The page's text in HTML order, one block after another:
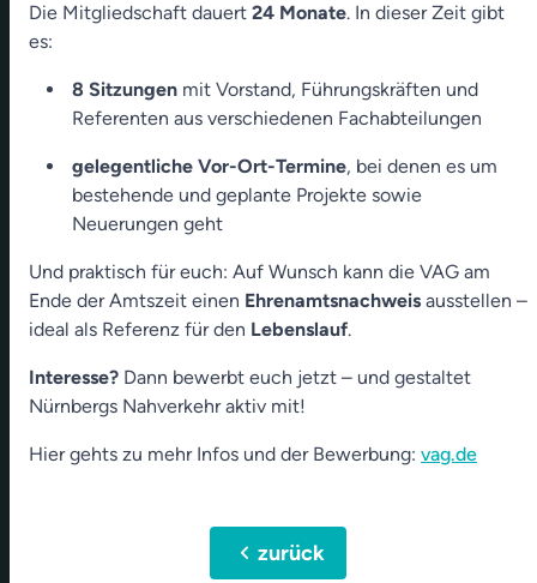
Die Mitgliedschaft dauert 24 Monate. In dieser Zeit gibt
es:
8 Sitzungen mit Vorstand, Führungskräften und
Referenten aus verschiedenen Fachabteilungen
gelegentliche Vor-Ort-Termine, bei denen es um
bestehende und geplante Projekte sowie
Neuerungen geht
Und praktisch für euch: Auf Wunsch kann die VAG am
Ende der Amtszeit einen Ehrenamtsnachweis ausstellen –
ideal als Referenz für den Lebenslauf.
Interesse? Dann bewerbt euch jetzt – und gestaltet
Nürnbergs Nahverkehr aktiv mit!
Hier gehts zu mehr Infos und der Bewerbung: vag.de
chevron_leftzurück